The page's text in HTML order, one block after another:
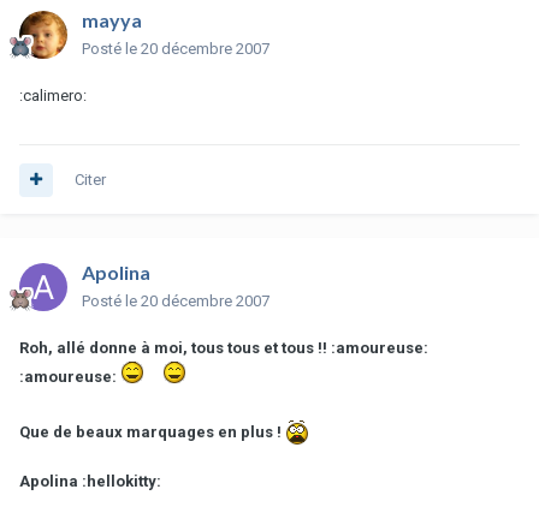
mayya
Posté le 20 décembre 2007
:calimero:
Citer
Apolina
Posté le 20 décembre 2007
Roh, allé donne à moi, tous tous et tous !! :amoureuse:
:amoureuse:
Que de beaux marquages en plus !
Apolina :hellokitty: